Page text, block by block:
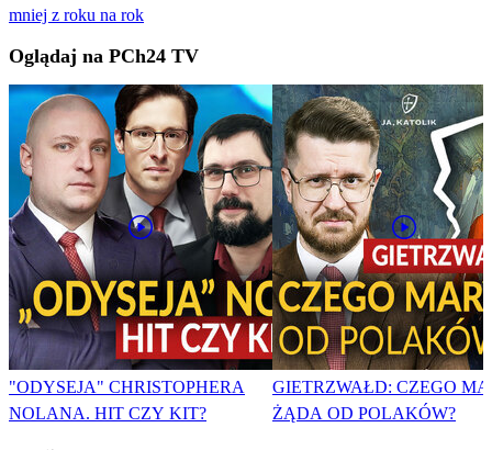
mniej z roku na rok
Oglądaj na PCh24 TV
"ODYSEJA" CHRISTOPHERA
NOLANA. HIT CZY KIT?
GIETRZWAŁD: CZEGO
ŻĄDA OD POLAKÓW?